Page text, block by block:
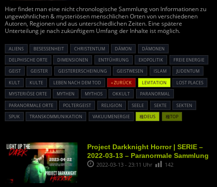
Hier findet man eine nicht chronologische Sammlung von Informationen zu
ungewöhnlichen & mysteriösen menschlichen Orten von verschiedenen
Autoren, Regionen und aus unterschiedlichen Zeiten. Eine spätere
Unterteilung je nach zukünftigem Umfang der Inhalte ist möglich.
ALIENS BESESSENHEIT CHRISTENTUM DÄMON
DÄMONEN
DELPHISCHE ORTE
DIMENSIONEN ENTFÜHRUNG EXOPOLITIK
FREIE ENERGIE
GEIST
GEISTER GEISTERERSCHEINUNG GEISTWESEN ISLAM
JUDENTUM
KULT
KULTE LEBEN NACH DEM TOD « ZURÜCK LEVITATION
LOST PLACES
MYSTERIÖSE ORTE
MYTHEN MYTHOS OKKULT
PARANORMAL
PARANORMALE ORTE
POLTERGEIST RELIGION SEELE SEKTE
SEKTEN
SPUK
TRANSKOMMUNIKATION VAKUUMENERGIE 種DEUS 種TOP
Project Darkknight Horror | SERIE –
2022-03-13 – Paranormale Sammlung
2022-03-13 - 23:11 Uhr 142